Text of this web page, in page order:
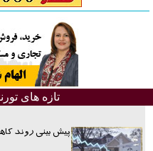
تازه های
پیش بینی روند